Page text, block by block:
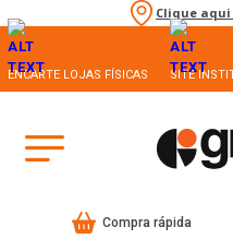
Clique aqui
ENCARTE LOJAS FÍSICAS SITE
Compra rápida